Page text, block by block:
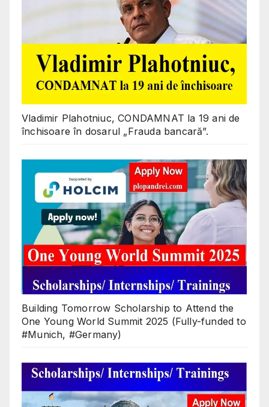
Vladimir Plahotniuc, CONDAMNAT la 19 ani de
închisoare în dosarul „Frauda bancară”.
Building Tomorrow Scholarship to Attend the
One Young World Summit 2025 (Fully-funded to
#Munich, #Germany)